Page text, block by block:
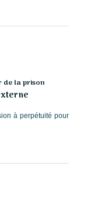
de la prison
à perpétuité pour